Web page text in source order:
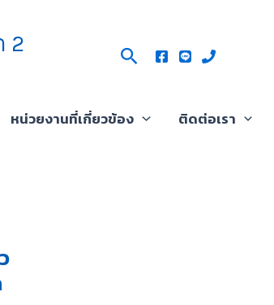
2 Search
หน่วยงานที่เกี่ยวข้อง ติดต่อเรา